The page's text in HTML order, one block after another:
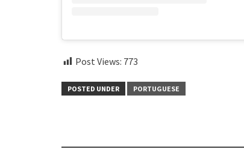
Post Views: 773
POSTED UNDER PORTUGUESE